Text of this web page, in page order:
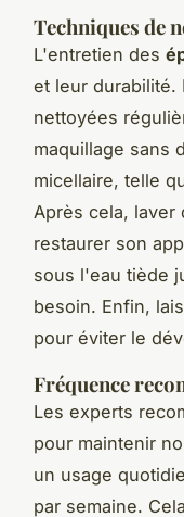
Techniques de
L'entretien des
et leur durabilité.
nettoyées
maquillage sans
micellaire, telle
Après cela,
restaurer son
sous l'eau tiède
besoin. Enfin,
pour éviter le
Fréquence
Les experts
pour maintenir
un usage
par semaine.